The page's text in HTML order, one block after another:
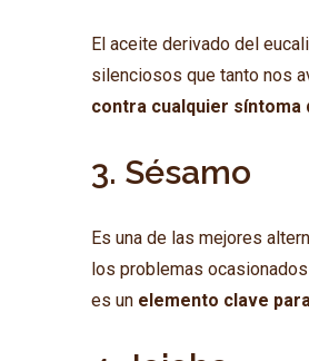
El aceite derivado del
silenciosos que tanto nos
contra cualquier síntoma
3. Sésamo
Es una de las mejores
los problemas
es un elemento clave